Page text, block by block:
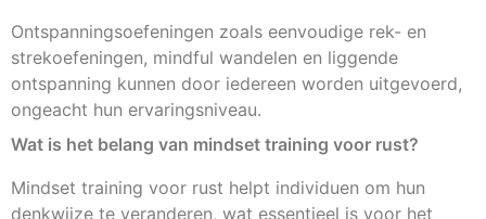
Ontspanningsoefeningen zoals eenvoudige rek- en
strekoefeningen, mindful wandelen en liggende
ontspanning kunnen door iedereen worden uitgevoerd,
ongeacht hun ervaringsniveau.
Wat is het belang van mindset training voor rust?
Mindset training voor rust helpt individuen om hun
denkwijze te veranderen, wat essentieel is voor het